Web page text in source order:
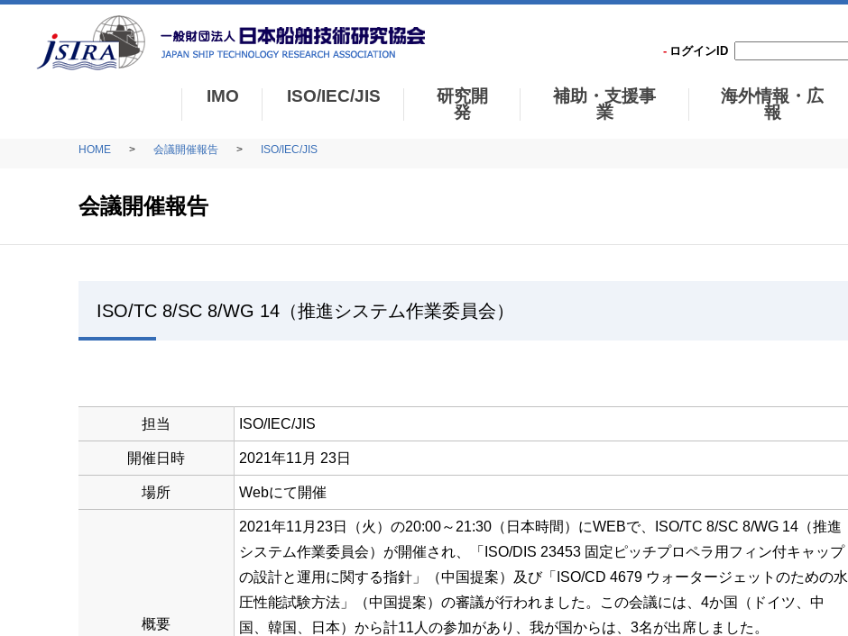
ログインID
IMO ISO/IEC/JIS
研究開
発
補助・支援事
業
海外情報・広
報
HOME 会議開催報告 ISO/IEC/JIS
会議開催報告
ISO/TC 8/SC 8/WG 14（推進システム作業委員会）
担当 ISO/IEC/JIS
開催日時 2021年11月 23日
場所 Webにて開催
概要
2021年11月23日（火）の20:00～21:30（日本時間）にWEBで、ISO/TC 8/SC 8/WG 14（推進
システム作業委員会）が開催され、「ISO/DIS 23453 固定ピッチプロペラ用フィン付キャップ
の設計と運用に関する指針」（中国提案）及び「ISO/CD 4679 ウォータージェットのための水
圧性能試験方法」（中国提案）の審議が行われました。この会議には、4か国（ドイツ、中
国、韓国、日本）から計11人の参加があり、我が国からは、3名が出席しました。